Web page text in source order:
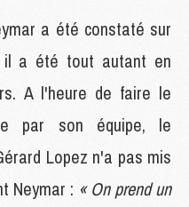
a été constaté sur
a été tout autant en
A l'heure de faire le
par son équipe, le
Lopez n'a pas mis
Neymar : « On prend un